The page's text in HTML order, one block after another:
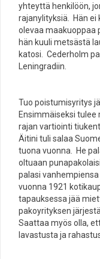
yhteyttä henkilöön,
rajanylityksiä. Hän ei
olevaa maakuoppaa
hän kuuli metsästä
katosi. Cederholm
Leningradiin.
Tuo poistumisyritys
Ensimmäiseksi tulee
rajan vartiointi
Äitini tuli salaa
tuona vuonna. He
oltuaan
palasi
vuonna 1921
tapauksessa jää
pakoyrityksen
Saattaa myös olla,
lavastusta ja